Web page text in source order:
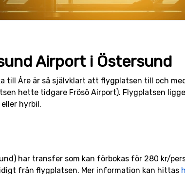
Airport i Östersund
till Åre är så självklart att flygplatsen till och
hette tidgare Frösö Airport). Flygplatsen
hyrbil.
har transfer som kan förbokas för 280 kr/
från flygplatsen. Mer information kan hittas